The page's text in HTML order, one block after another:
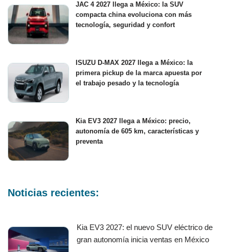
JAC 4 2027 llega a México: la SUV
compacta china evoluciona con más
tecnología, seguridad y confort
ISUZU D-MAX 2027 llega a México: la
primera pickup de la marca apuesta por
el trabajo pesado y la tecnología
Kia EV3 2027 llega a México: precio,
autonomía de 605 km, características y
preventa
Noticias recientes:
Kia EV3 2027: el nuevo SUV eléctrico de
gran autonomía inicia ventas en México